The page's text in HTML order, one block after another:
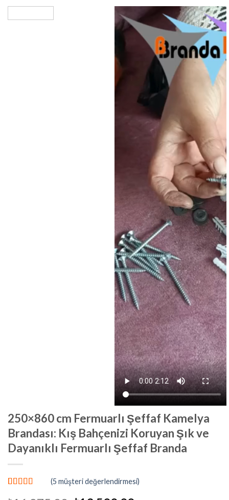
250×860 cm Fermuarlı Şeffaf Kamelya
Brandası: Kış Bahçenizi Koruyan Şık ve
Dayanıklı Fermuarlı Şeffaf Branda
(5 müşteri değerlendirmesi)